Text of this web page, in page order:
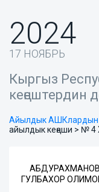
2024
17 НОЯБРЬ
Кыргыз
кеңештердин
Айылдык АШКлардын
айылдык кеңеши > № 4
ГУЛБАХОР